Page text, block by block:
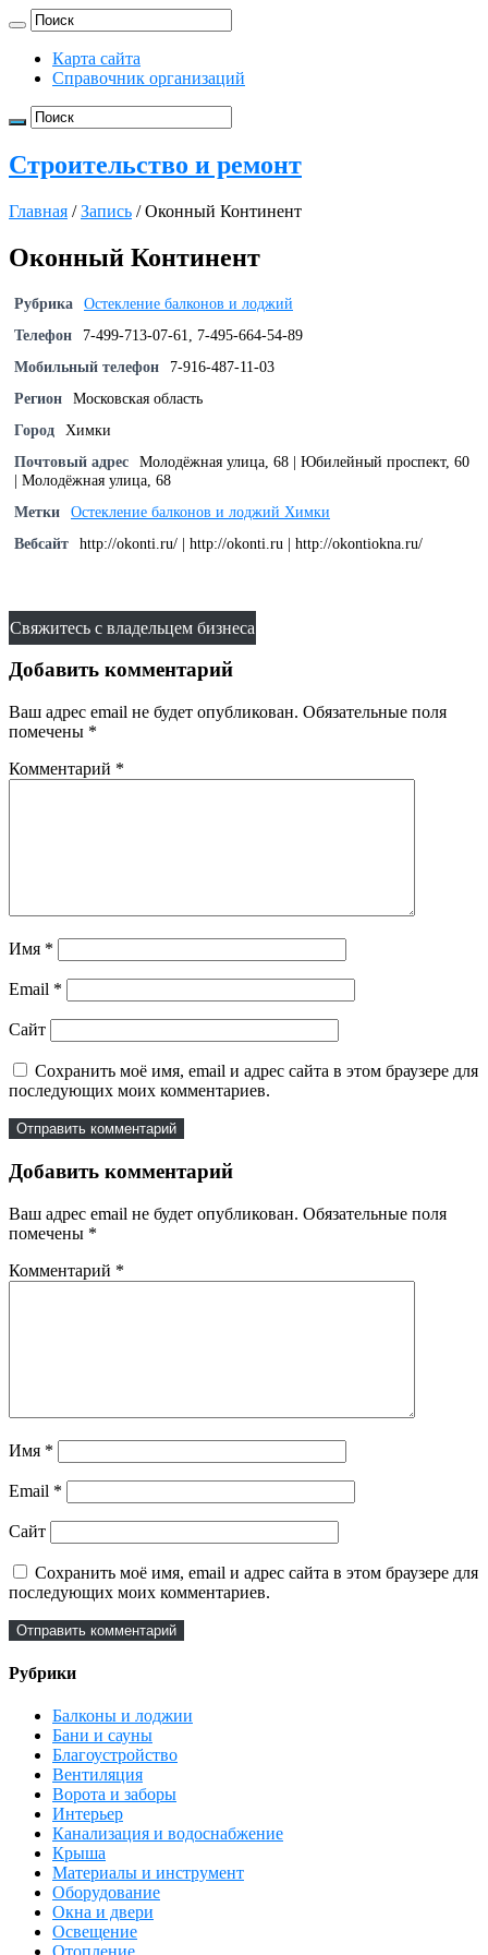
Карта сайта
Справочник организаций
Строительство и ремонт
Главная / Запись / Оконный Континент
Оконный Континент
Рубрика
Остекление балконов и лоджий
Телефон
7-499-713-07-61, 7-495-664-54-89
Мобильный телефон
7-916-487-11-03
Регион
Московская область
Город
Химки
Почтовый адрес
Молодёжная улица, 68 | Юбилейный проспект, 60
| Молодёжная улица, 68
Метки
Остекление балконов и лоджий Химки
Вебсайт
http://okonti.ru/ | http://okonti.ru | http://okontiokna.ru/
Свяжитесь с владельцем бизнеса
Добавить комментарий
Ваш адрес email не будет опубликован. Обязательные поля
помечены *
Комментарий *
Имя *
Email *
Сайт
Сохранить моё имя, email и адрес сайта в этом браузере для
последующих моих комментариев.
Добавить комментарий
Ваш адрес email не будет опубликован. Обязательные поля
помечены *
Комментарий *
Имя *
Email *
Сайт
Сохранить моё имя, email и адрес сайта в этом браузере для
последующих моих комментариев.
Рубрики
Балконы и лоджии
Бани и сауны
Благоустройство
Вентиляция
Ворота и заборы
Интерьер
Канализация и водоснабжение
Крыша
Материалы и инструмент
Оборудование
Окна и двери
Освещение
Отопление